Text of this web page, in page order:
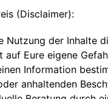
(Disclaimer):
Nutzung der Inhalte
Eure eigene
Information
anhaltenden